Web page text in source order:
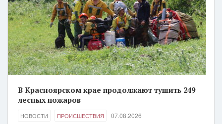
В Красноярском крае продолжают тушить 249
лесных пожаров
НОВОСТИ ПРОИСШЕСТВИЯ 07.08.2026